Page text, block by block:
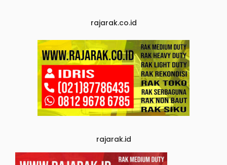
rajarak.co.id
rajarak.id